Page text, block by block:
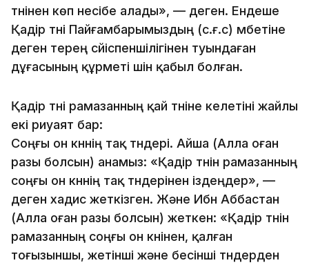
түнінен көп несібе алады», — деген. Ендеше
Қадір түні Пайғамбарымыздың (с.ғ.с) үмбетіне
деген терең сүйіспеншілігінен туындаған
дұғасының құрметі үшін қабыл болған.
Қадір түні рамазанның қай түніне келетіні жайлы
екі риуаят бар:
Соңғы он күннің тақ түндері. Айша (Алла оған
разы болсын) анамыз: «Қадір түнін рамазанның
соңғы он күннің тақ түндерінен іздеңдер», —
деген хадис жеткізген. Және Ибн Аббастан
(Алла оған разы болсын) жеткен: «Қадір түнін
рамазанның соңғы он күнінен, қалған
тоғызыншы, жетінші және бесінші түндерден